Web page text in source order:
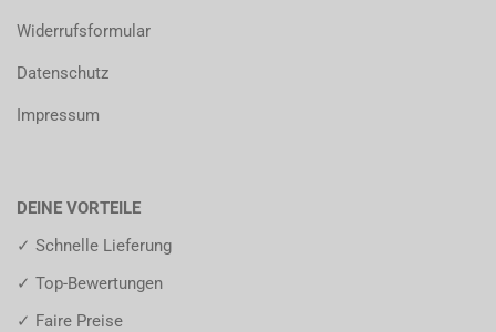
Widerrufsformular
Datenschutz
Impressum
DEINE VORTEILE
✓ Schnelle Lieferung
✓ Top-Bewertungen
✓ Faire Preise